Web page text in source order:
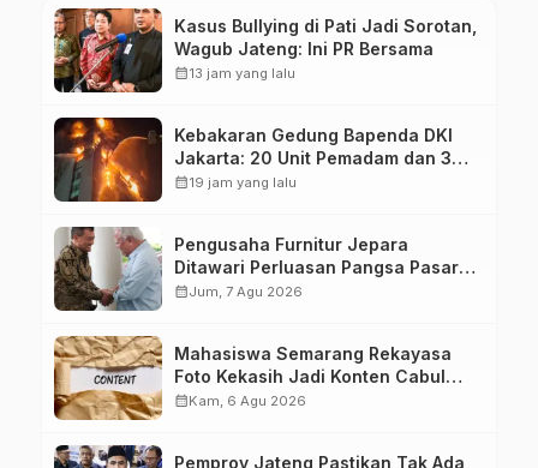
Kasus Bullying di Pati Jadi Sorotan,
Wagub Jateng: Ini PR Bersama
calendar_month13 jam yang lalu
Kebakaran Gedung Bapenda DKI
Jakarta: 20 Unit Pemadam dan 3
Bronto Skylift Dikerahkan, Angin
calendar_month19 jam yang lalu
Pengusaha Furnitur Jepara
Ditawari Perluasan Pangsa Pasar
Hingga ke IKN
calendar_monthJum, 7 Agu 2026
Mahasiswa Semarang Rekayasa
Foto Kekasih Jadi Konten Cabul
karena Sakit Hati
calendar_monthKam, 6 Agu 2026
Pemprov Jateng Pastikan Tak Ada